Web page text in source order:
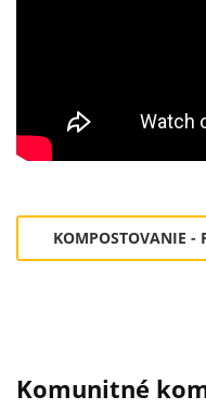
KOMPOSTOVANIE -
Komunitné